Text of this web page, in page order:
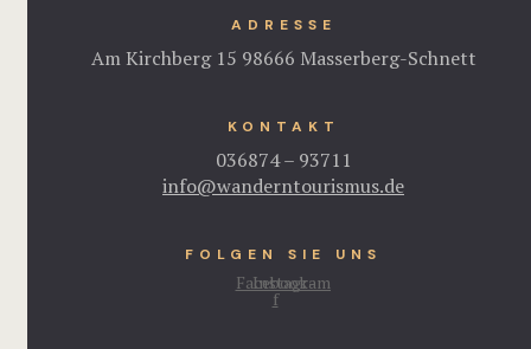
ADRESSE
Am Kirchberg 15 98666 Masserberg-Schnett
KONTAKT
036874 – 93711
info@wanderntourismus.de
FOLGEN SIE UNS
Facebook-
f
Instagram